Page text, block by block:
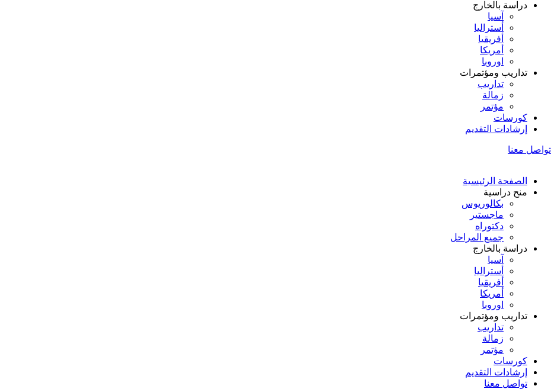
دراسة بالخارج
آسيا
أستراليا
أفريقيا
أمريكا
اوروبا
تداريب ومؤتمرات
تداريب
زمالة
مؤتمر
كورسات
إرشادات التقديم
تواصل معنا
الصفحة الرئيسية
منح دراسية
بكالوريوس
ماجستير
دكتوراه
جميع المراحل
دراسة بالخارج
آسيا
أستراليا
أفريقيا
أمريكا
اوروبا
تداريب ومؤتمرات
تداريب
زمالة
مؤتمر
كورسات
إرشادات التقديم
تواصل معنا